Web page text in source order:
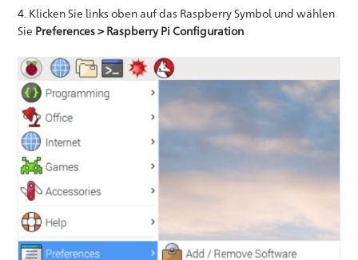
4. Klicken Sie links oben auf das Raspberry Symbol und wählen
Sie Preferences > Raspberry Pi Configuration